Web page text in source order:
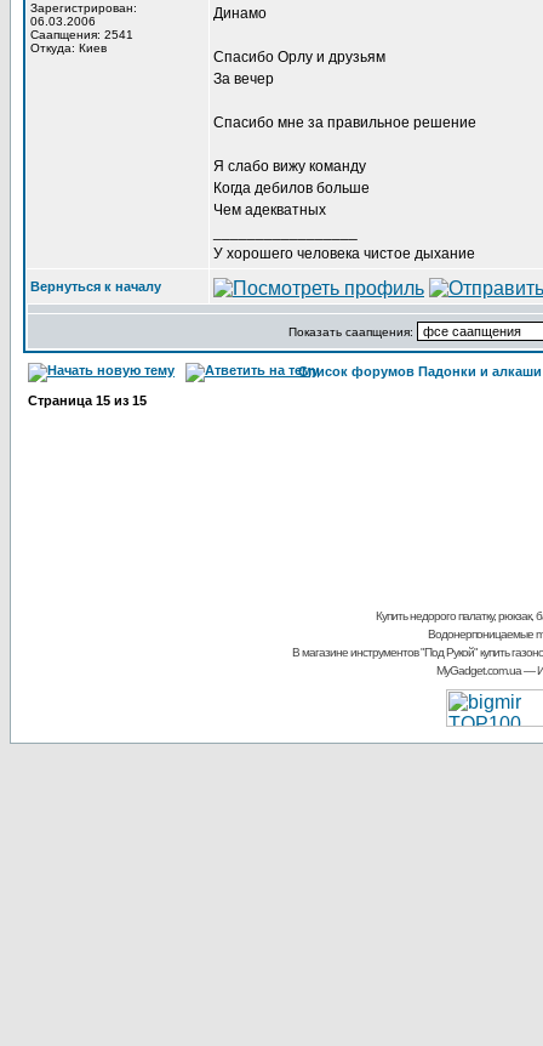
Зарегистрирован:
06.03.2006
Саапщения: 2541
Откуда: Киев
Динамо
Спасибо Орлу и друзьям
За вечер
Спасибо мне за правильное решение
Я слабо вижу команду
Когда дебилов больше
Чем адекватных
У хорошего человека чистое дыхание
Вернуться к началу
Показать саапщения:
Список форумов Падонки и алкаши
Страница 15 из 15
Купить недорого палатку, рюкзак,
Водонерпоницаемые
В магазине инструментов "Под Рукой"купить
MyGadget.com.ua—